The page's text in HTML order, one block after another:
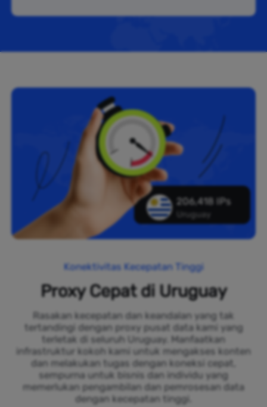
206,418 IPs
Uruguay
Konektivitas Kecepatan Tinggi
Proxy Cepat di Uruguay
Rasakan kecepatan dan keandalan yang tak
tertandingi dengan proxy pusat data kami yang
terletak di seluruh Uruguay. Manfaatkan
infrastruktur kokoh kami untuk mengakses konten
dan melakukan tugas dengan koneksi cepat,
sempurna untuk bisnis dan individu yang
memerlukan pengambilan dan pemrosesan data
dengan kecepatan tinggi.